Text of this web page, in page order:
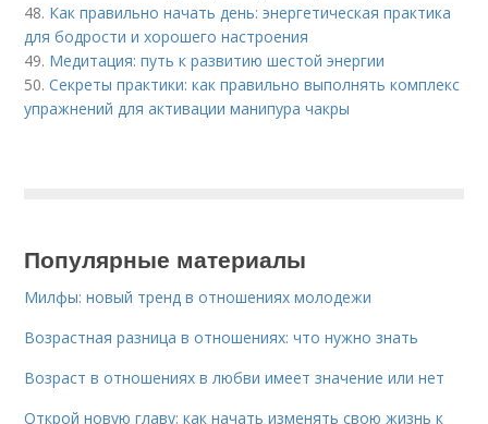
48. Как правильно начать день: энергетическая практика
для бодрости и хорошего настроения
49. Медитация: путь к развитию шестой энергии
50.Секреты практики: как правильно выполнять комплекс
упражнений для активации манипура чакры
Популярные материалы
Милфы: новый тренд в отношениях молодежи
Возрастная разница в отношениях: что нужно знать
Возраст в отношениях в любви имеет значение или нет
Открой новую главу: как начать изменять свою жизнь к